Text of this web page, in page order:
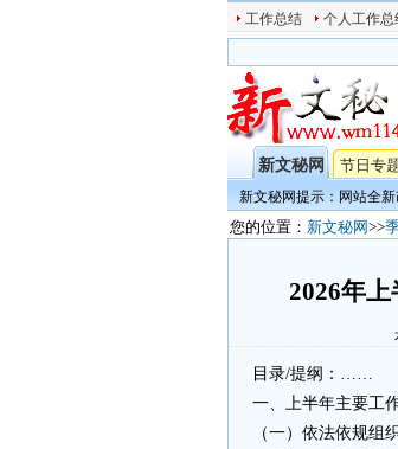
工作总结 个人工作总
新文秘网 节日专
新文秘网提示：网站全
您的位置： 新文秘网>>
2026年
目录/提纲：……
一、上半年主要工
（一）依法依规组